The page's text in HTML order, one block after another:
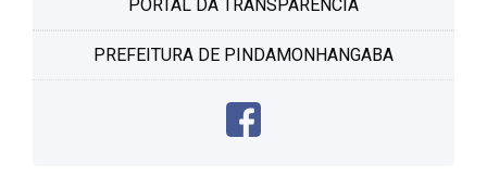
PORTAL DA TRANSPARÊNCIA
PREFEITURA DE PINDAMONHANGABA